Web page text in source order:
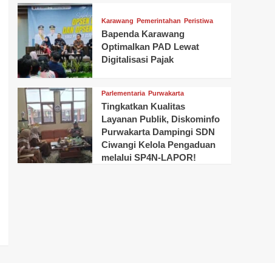
Karawang Pemerintahan Peristiwa
Bapenda Karawang
Optimalkan PAD Lewat
Digitalisasi Pajak
Parlementaria Purwakarta
Tingkatkan Kualitas
Layanan Publik, Diskominfo
Purwakarta Dampingi SDN
Ciwangi Kelola Pengaduan
melalui SP4N-LAPOR!